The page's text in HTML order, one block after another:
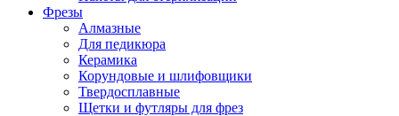
Фрезы
Алмазные
Для педикюра
Керамика
Корундовые и шлифовщики
Твердосплавные
Щетки и футляры для фрез